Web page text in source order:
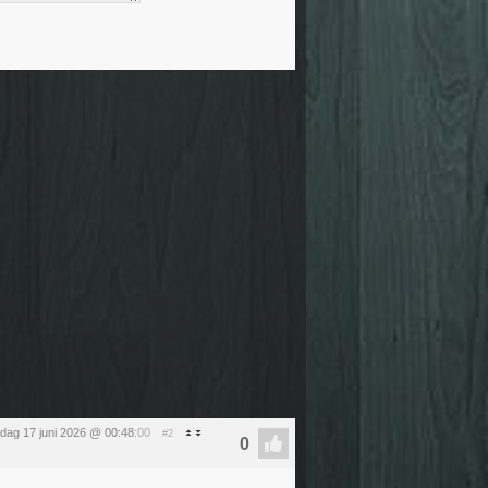
17 juni 2026 @ 00:48:00 #2